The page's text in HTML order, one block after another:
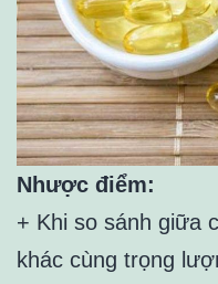
Nhược điểm:
+ Khi so sánh giữa
khác cùng trọng